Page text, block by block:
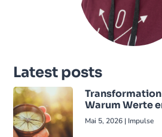
Latest posts
Warum Werte
Mai 5, 2026 | Impulse